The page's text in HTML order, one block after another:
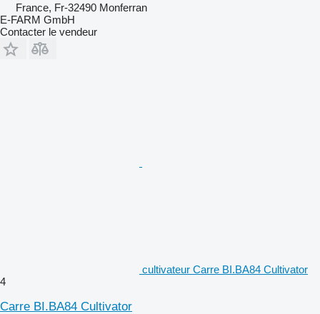
France, Fr-32490 Monferran
E-FARM GmbH
Contacter le vendeur
cultivateur Carre BI.BA84 Cultivator
4
Carre BI.BA84 Cultivator